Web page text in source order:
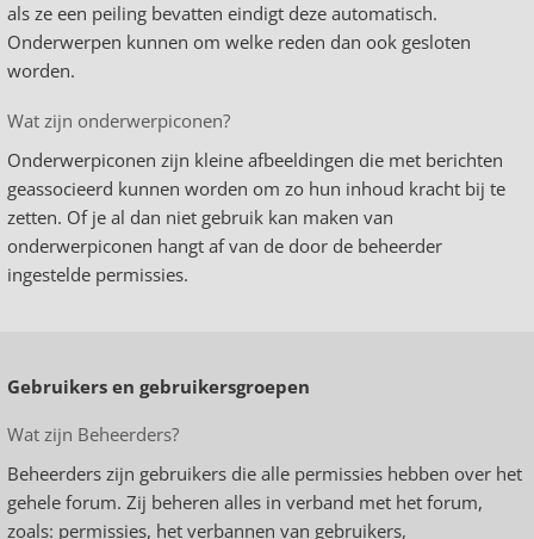
als ze een peiling bevatten eindigt deze automatisch.
Onderwerpen kunnen om welke reden dan ook gesloten
worden.
Wat zijn onderwerpiconen?
Onderwerpiconen zijn kleine afbeeldingen die met berichten
geassocieerd kunnen worden om zo hun inhoud kracht bij te
zetten. Of je al dan niet gebruik kan maken van
onderwerpiconen hangt af van de door de beheerder
ingestelde permissies.
Gebruikers en gebruikersgroepen
Wat zijn Beheerders?
Beheerders zijn gebruikers die alle permissies hebben over het
gehele forum. Zij beheren alles in verband met het forum,
zoals: permissies, het verbannen van gebruikers,